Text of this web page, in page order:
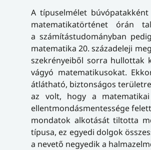
A típuselmélet
matematikatörténet órán
a számítástudományban
matematika 20. századeleji
szekrényeiből sorra hullottak
vágyó matematikusokat.
átlátható, biztonságos
az volt, hogy a matematikai
ellentmondásmentessége
mondatok alkotását tiltotta
típusa, ez egyedi dolgok
a nevető negyedik a